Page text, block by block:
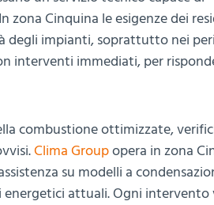
zona Cinquina le esigenze dei
degli impianti, soprattutto nei
interventi immediati, per
combustione ottimizzate,
Clima Groupopera in zona
su modelli a
attuali. Ogni intervento